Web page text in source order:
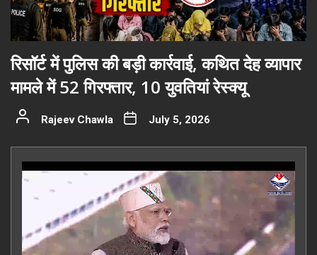
रिसॉर्ट में पुलिस की बड़ी कार्रवाई, कथित देह व्यापार
मामले में 52 गिरफ्तार, 10 युवतियां रेस्क्यू
Rajeev Chawla July 5, 2026